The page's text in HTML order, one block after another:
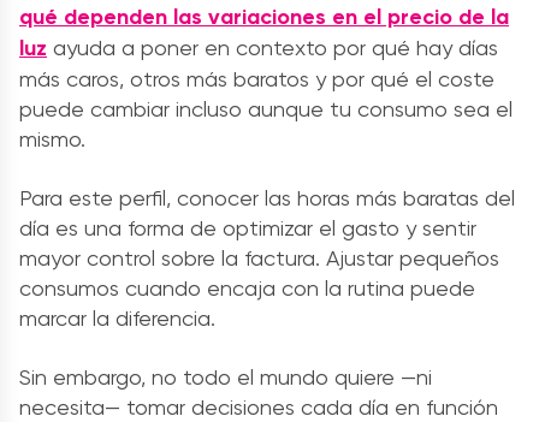
qué dependen las variaciones en el precio de la
luz ayuda a poner en contexto por qué hay días
más caros, otros más baratos y por qué el coste
puede cambiar incluso aunque tu consumo sea el
mismo.
Para este perfil, conocer las horas más baratas del
día es una forma de optimizar el gasto y sentir
mayor control sobre la factura. Ajustar pequeños
consumos cuando encaja con la rutina puede
marcar la diferencia.
Sin embargo, no todo el mundo quiere —ni
necesita— tomar decisiones cada día en función